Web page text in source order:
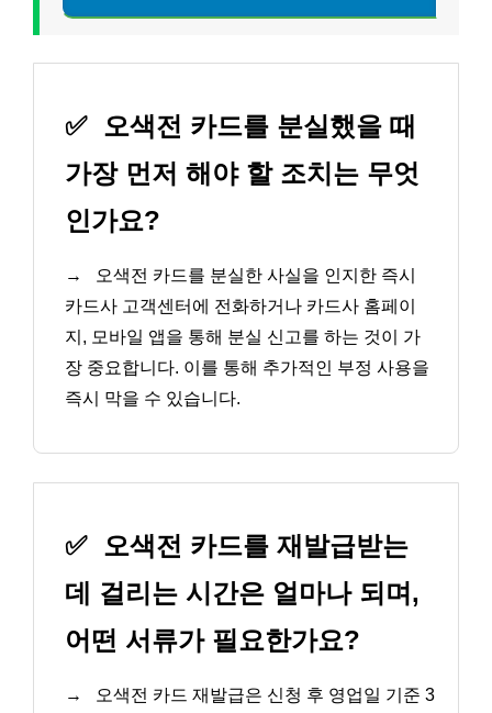
✅ 오색전 카드를 분실했을 때
가장 먼저 해야 할 조치는 무엇
인가요?
→
오색전 카드를 분실한 사실을 인지한 즉시
카드사 고객센터에 전화하거나 카드사 홈페이
지, 모바일 앱을 통해 분실 신고를 하는 것이 가
장 중요합니다. 이를 통해 추가적인 부정 사용을
즉시 막을 수 있습니다.
✅ 오색전 카드를 재발급받는
데 걸리는 시간은 얼마나 되며,
어떤 서류가 필요한가요?
→
오색전 카드 재발급은 신청 후 영업일 기준 3